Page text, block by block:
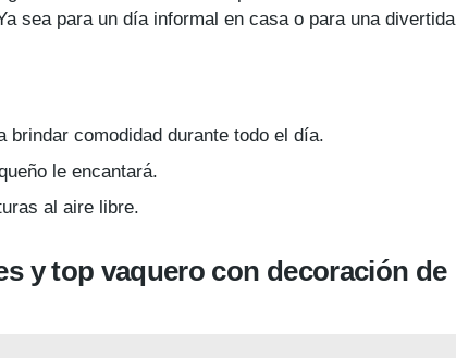
sea para un día informal en casa o para una divertida
comodidad durante todo el día.
le encantará.
al aire libre.
y top vaquero con decoración de